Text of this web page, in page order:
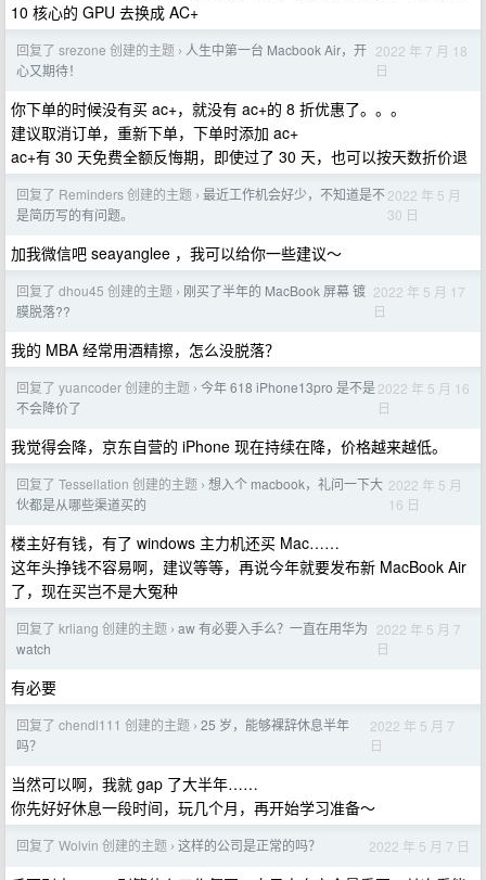
10 核心的 GPU 去换成 AC+
回复了 srezone 创建的主题 › 人生中第一台 Macbook Air，开
心又期待！
2022 年 7 月 18
日
你下单的时候没有买 ac+，就没有 ac+的 8 折优惠了。。。
建议取消订单，重新下单，下单时添加 ac+
ac+有 30 天免费全额反悔期，即使过了 30 天，也可以按天数折价退
回复了 Reminders 创建的主题 › 最近工作机会好少，不知道是不
是简历写的有问题。
2022 年 5 月
30 日
加我微信吧 seayanglee ，我可以给你一些建议～
回复了 dhou45 创建的主题 › 刚买了半年的 MacBook 屏幕 镀
膜脱落??
2022 年 5 月 17
日
我的 MBA 经常用酒精擦，怎么没脱落？
回复了 yuancoder 创建的主题 › 今年 618 iPhone13pro 是不是
不会降价了
2022 年 5 月 16
日
我觉得会降，京东自营的 iPhone 现在持续在降，价格越来越低。
回复了 Tessellation 创建的主题 › 想入个 macbook，礼问一下大
伙都是从哪些渠道买的
2022 年 5 月
16 日
楼主好有钱，有了 windows 主力机还买 Mac……
这年头挣钱不容易啊，建议等等，再说今年就要发布新 MacBook Air
了，现在买岂不是大冤种
回复了 krliang 创建的主题 › aw 有必要入手么？一直在用华为
watch
2022 年 5 月 7
日
有必要
回复了 chendl111 创建的主题 › 25 岁，能够裸辞休息半年
吗？
2022 年 5 月 7
日
当然可以啊，我就 gap 了大半年……
你先好好休息一段时间，玩几个月，再开始学习准备～
回复了 Wolvin 创建的主题 › 这样的公司是正常的吗？ 2022 年 5 月 7 日